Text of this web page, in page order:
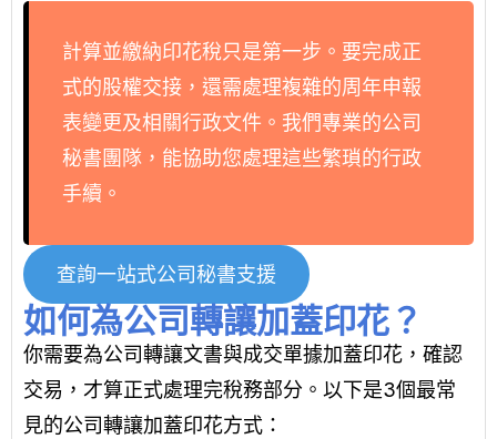
計算並繳納印花稅只是第一步。要完成正
式的股權交接，還需處理複雜的周年申報
表變更及相關行政文件。我們專業的公司
秘書團隊，能協助您處理這些繁瑣的行政
手續。
查詢一站式公司秘書支援
如何為公司轉讓加蓋印花？
你需要為公司轉讓文書與成交單據加蓋印花，確認
交易，才算正式處理完稅務部分。以下是3個最常
見的公司轉讓加蓋印花方式：